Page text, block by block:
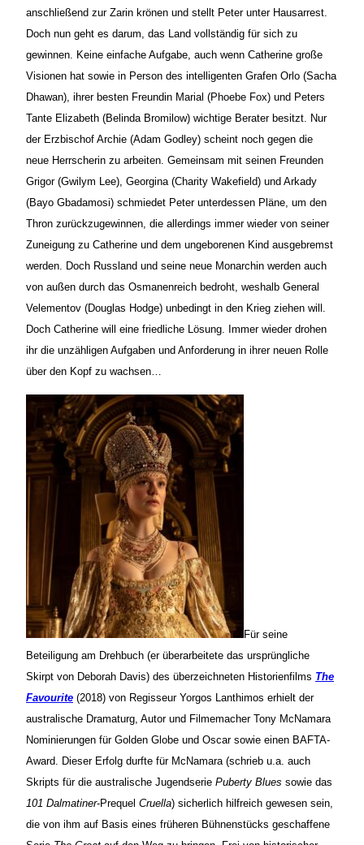
anschließend zur Zarin krönen und stellt Peter unter Hausarrest.
Doch nun geht es darum, das Land vollständig für sich zu
gewinnen. Keine einfache Aufgabe, auch wenn Catherine große
Visionen hat sowie in Person des intelligenten Grafen Orlo (Sacha
Dhawan), ihrer besten Freundin Marial (Phoebe Fox) und Peters
Tante Elizabeth (Belinda Bromilow) wichtige Berater besitzt. Nur
der Erzbischof Archie (Adam Godley) scheint noch gegen die
neue Herrscherin zu arbeiten. Gemeinsam mit seinen Freunden
Grigor (Gwilym Lee), Georgina (Charity Wakefield) und Arkady
(Bayo Gbadamosi) schmiedet Peter unterdessen Pläne, um den
Thron zurückzugewinnen, die allerdings immer wieder von seiner
Zuneigung zu Catherine und dem ungeborenen Kind ausgebremst
werden. Doch Russland und seine neue Monarchin werden auch
von außen durch das Osmanenreich bedroht, weshalb General
Velementov (Douglas Hodge) unbedingt in den Krieg ziehen will.
Doch Catherine will eine friedliche Lösung. Immer wieder drohen
ihr die unzähligen Aufgaben und Anforderung in ihrer neuen Rolle
über den Kopf zu wachsen…
Für seine
Beteiligung am Drehbuch (er überarbeitete das ursprüngliche
Skirpt von Deborah Davis) des überzeichneten Historienfilms The
Favourite (2018) von Regisseur Yorgos Lanthimos erhielt der
australische Dramaturg, Autor und Filmemacher Tony McNamara
Nominierungen für Golden Globe und Oscar sowie einen BAFTA-
Award. Dieser Erfolg durfte für McNamara (schrieb u.a. auch
Skripts für die australische Jugendserie Puberty Blues sowie das
101 Dalmatiner-Prequel Cruella) sicherlich hilfreich gewesen sein,
die von ihm auf Basis eines früheren Bühnenstücks geschaffene